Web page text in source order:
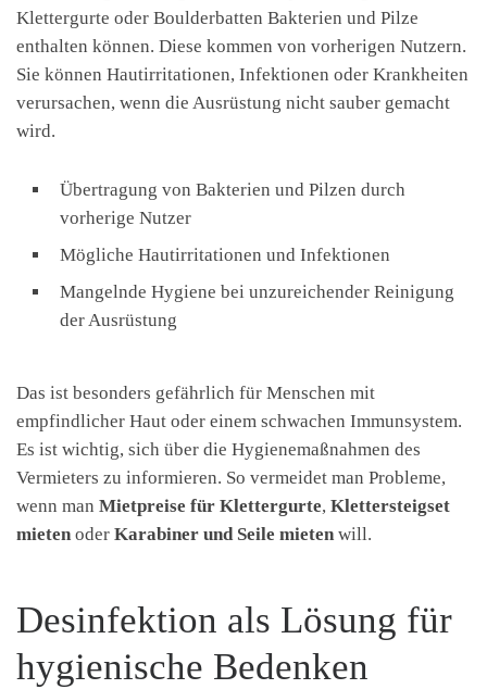
Klettergurte oder Boulderbatten Bakterien und Pilze
enthalten können. Diese kommen von vorherigen Nutzern.
Sie können Hautirritationen, Infektionen oder Krankheiten
verursachen, wenn die Ausrüstung nicht sauber gemacht
wird.
Übertragung von Bakterien und Pilzen durch
vorherige Nutzer
Mögliche Hautirritationen und Infektionen
Mangelnde Hygiene bei unzureichender Reinigung
der Ausrüstung
Das ist besonders gefährlich für Menschen mit
empfindlicher Haut oder einem schwachen Immunsystem.
Es ist wichtig, sich über die Hygienemaßnahmen des
Vermieters zu informieren. So vermeidet man Probleme,
wenn man Mietpreise für Klettergurte, Klettersteigset
mieten oder Karabiner und Seile mieten will.
Desinfektion als Lösung für
hygienische Bedenken